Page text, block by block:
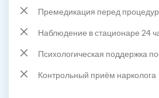
Премедикация перед
Наблюдение в стационаре 24
Психологическая поддержка
Контрольный приём нарколога